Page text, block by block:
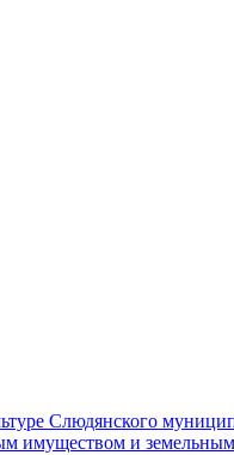
Слюдянского
и